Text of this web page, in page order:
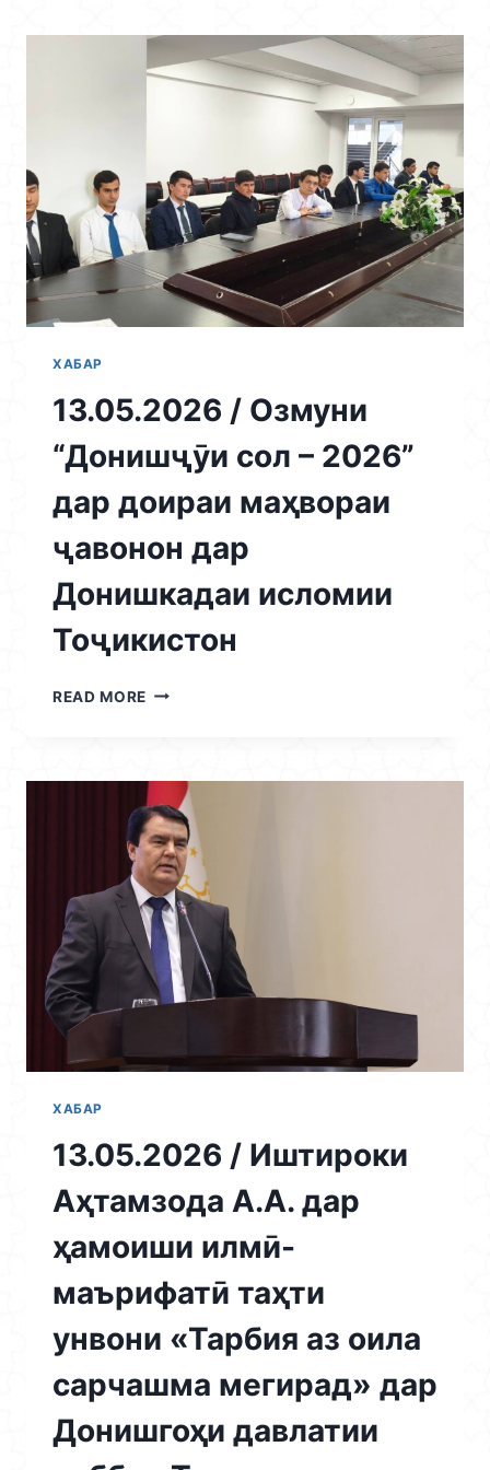
ХАБАР
13.05.2026 / Озмуни
“Донишҷӯи сол – 2026”
дар доираи маҳвораи
ҷавонон дар
Донишкадаи исломии
Тоҷикистон
READ MORE 13.05.2026
СОЛ
–
2026”
ДАР
ДОИРАИ
МАҲВОРАИ
ҶАВОНОН
ДАР
ДОНИШКАДАИ
ИСЛОМИИ
ХАБАР
13.05.2026 / Иштироки
Аҳтамзода А.А. дар
ҳамоиши илмӣ-
маърифатӣ таҳти
унвони «Тарбия аз оила
сарчашма мегирад» дар
Донишгоҳи давлатии